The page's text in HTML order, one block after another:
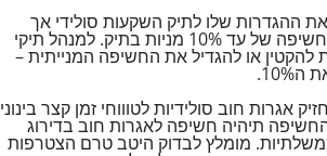
ההגדרות שלו לתיק השקעות סולידי אך
בדרך כלל מדובר על חשיפה של עד 10% מניות בתיק. למנהל תיקי
או להגדיל את החשיפה המנייתית –
אגרות חוב סולידיות לטוווחי זמן קצר בינוני
תיהיה חשיפה לאגרות חוב בדירוג
מומלץ לבדוק היטב טרם הצטרפות